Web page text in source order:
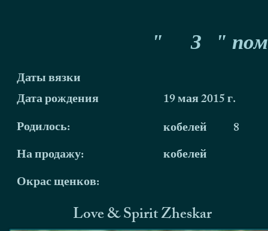
" З "
Даты вязки
Дата рождения
19 мая 2015 г.
Родилось:
кобелей
8
На продажу:
кобелей
Окрас щенков:
Love & Spirit Zheskar